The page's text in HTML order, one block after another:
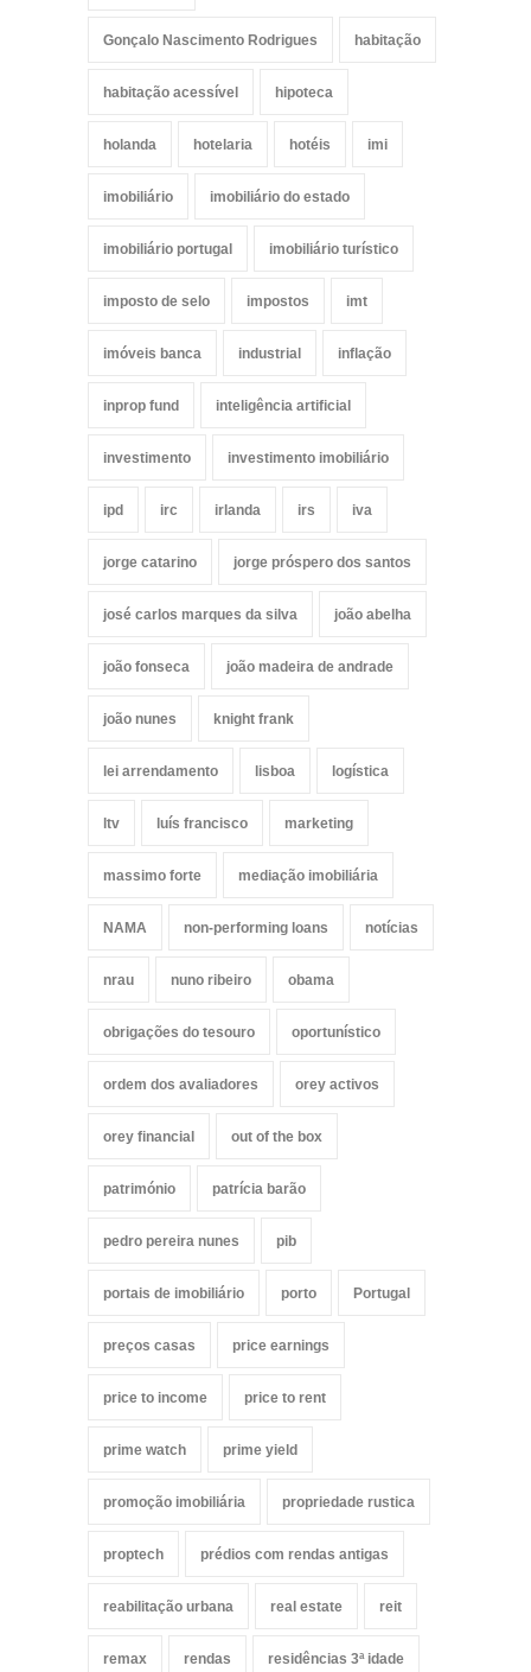
Gonçalo Nascimento Rodrigues habitação
habitação acessível hipoteca
holanda hotelaria hotéis imi
imobiliário imobiliário do estado
imobiliário portugal imobiliário turístico
imposto de selo impostos imt
imóveis banca industrial inflação
inprop fund inteligência artificial
investimento investimento imobiliário
ipd irc irlanda irs iva
jorge catarino jorge próspero dos santos
josé carlos marques da silva joão abelha
joão fonseca joão madeira de andrade
joão nunes knight frank
lei arrendamento lisboa logística
ltv luís francisco marketing
massimo forte mediação imobiliária
NAMA non-performing loans notícias
nrau nuno ribeiro obama
obrigações do tesouro oportunístico
ordem dos avaliadores orey activos
orey financial out of the box
património patrícia barão
pedro pereira nunes pib
portais de imobiliário porto Portugal
preços casas price earnings
price to income price to rent
prime watch prime yield
promoção imobiliária propriedade rustica
proptech prédios com rendas antigas
reabilitação urbana real estate reit
remax rendas residências 3ª idade